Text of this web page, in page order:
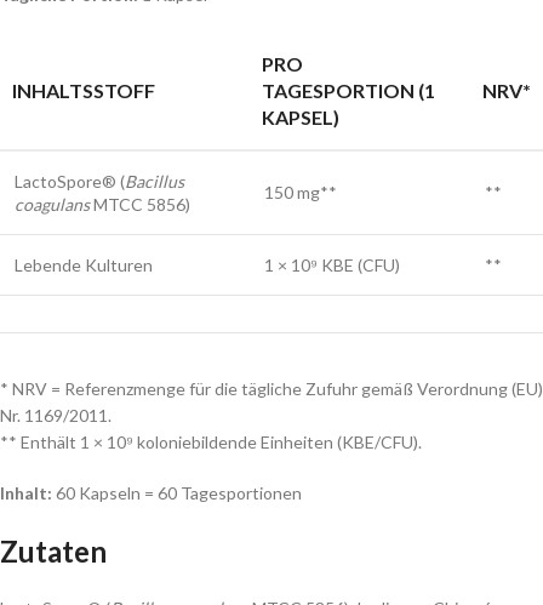
INHALTSSTOFF
PRO
TAGESPORTION (1
KAPSEL)
NRV*
LactoSpore® (Bacillus
coagulansMTCC 5856)
150 mg** **
Lebende Kulturen 1 × 10⁹ KBE (CFU) **
* NRV = Referenzmenge für die tägliche Zufuhr gemäß Verordnung (EU)
Nr. 1169/2011.
** Enthält 1 × 10⁹ koloniebildende Einheiten (KBE/CFU).
Inhalt: 60 Kapseln = 60 Tagesportionen
Zutaten